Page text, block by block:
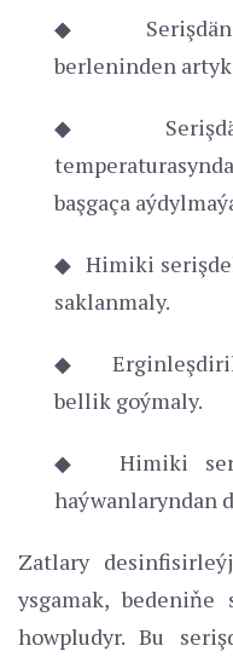
◆ Serişdäni
berleninden
◆
başgaça
◆ Himiki
saklanmaly.
◆
bellik goýmaly.
◆ Himiki
haýwanlaryndan
Zatlary
ysgamak, bedeniňe
howpludyr. Bu